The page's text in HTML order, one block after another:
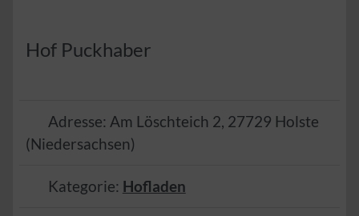
Hof Puckhaber
Adresse: Am Löschteich 2, 27729 Holste
(Niedersachsen)
Kategorie: Hofladen